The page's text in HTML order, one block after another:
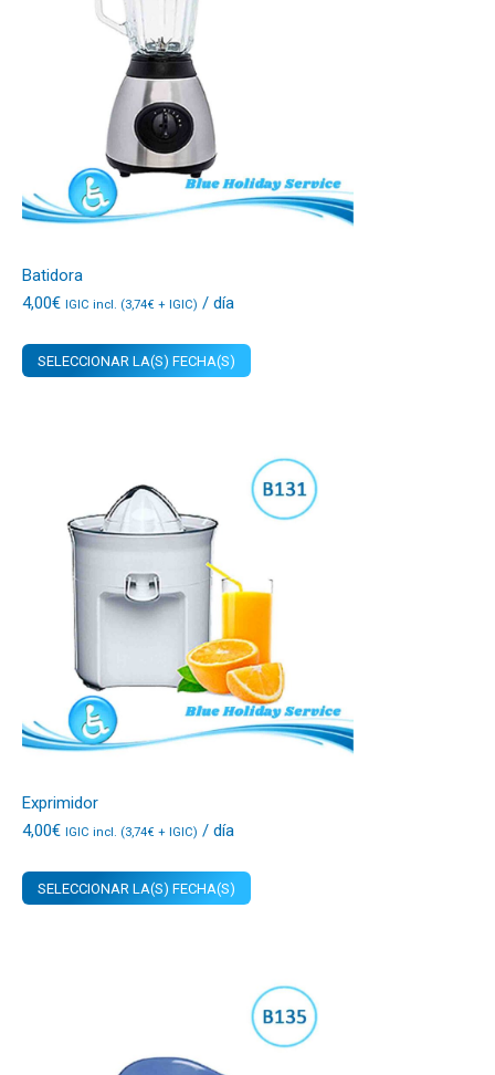
Batidora
4,00€ IGIC incl. (3,74€ + IGIC) / día
SELECCIONAR LA(S) FECHA(S)
Exprimidor
4,00€ IGIC incl. (3,74€ + IGIC) / día
SELECCIONAR LA(S) FECHA(S)